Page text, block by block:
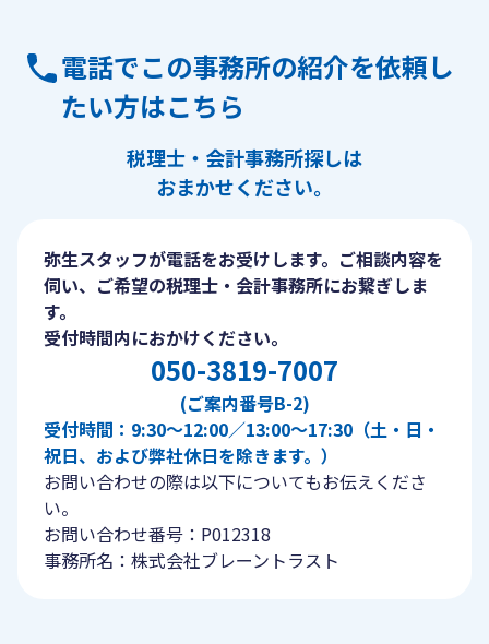
電話でこの事務所の紹介を依頼し
たい方はこちら
税理士・会計事務所探しは
おまかせください。
弥生スタッフが電話をお受けします。ご相談内容を
伺い、ご希望の税理士・会計事務所にお繋ぎしま
す。
受付時間内におかけください。
050-3819-7007
(ご案内番号B-2)
受付時間：9:30〜12:00／13:00〜17:30（土・日・
祝日、および弊社休日を除きます。）
お問い合わせの際は以下についてもお伝えくださ
い。
お問い合わせ番号：P012318
事務所名：株式会社ブレーントラスト